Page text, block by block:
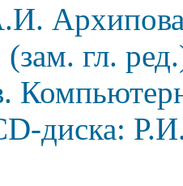
Архипова
(зам. гл.
-диска: